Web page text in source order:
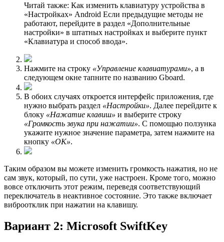
Читай также: Как изменить клавиатуру устройства в
«Настройках» Android Если предыдущие методы не
работают, перейдите в раздел «Дополнительные
настройки» в штатных настройках и выберите пункт
«Клавиатура и способ ввода».
Нажмите на строку «Управление клавиатурами», а в
следующем окне тапните по названию Gboard.
В обоих случаях откроется интерфейс приложения, где
нужно выбрать раздел «Настройки». Далее перейдите к
блоку «Нажатие клавиш» и выберите строку
«Громкость звука при нажатии». С помощью ползунка
укажите нужное значение параметра, затем нажмите на
кнопку «ОК».
Таким образом вы можете изменить громкость нажатия, но не
сам звук, который, по сути, уже настроен. Кроме того, можно
вовсе отключить этот режим, переведя соответствующий
переключатель в неактивное состояние. Это также включает
виброотклик при нажатии на клавишу.
Вариант 2: Microsoft SwiftKey